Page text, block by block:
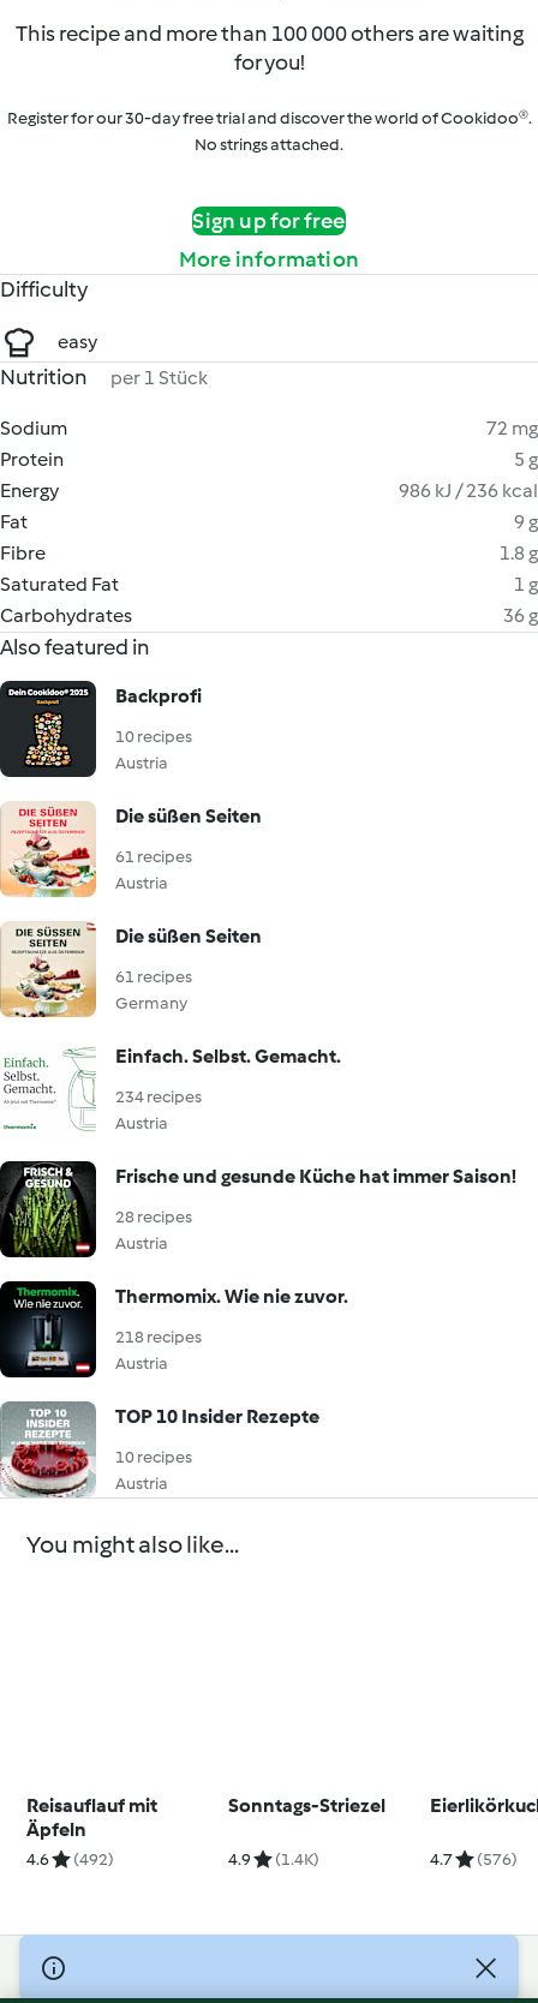
This recipe and more than 100 000 others are waiting
for you!
Register for our 30-day free trial and discover the world of Cookidoo®.
No strings attached.
Sign up for free
More information
Difficulty
easy
Nutrition per 1 Stück
Sodium
72 mg
Protein
5 g
Energy
986 kJ / 236 kcal
Fat
9 g
Fibre
1.8 g
Saturated Fat
1 g
Carbohydrates
36 g
Also featured in
Backprofi
10 recipes
Austria
Die süßen Seiten
61 recipes
Austria
Die süßen Seiten
61 recipes
Germany
Einfach. Selbst. Gemacht.
234 recipes
Austria
Frische und gesunde Küche hat immer Saison!
28 recipes
Austria
Thermomix. Wie nie zuvor.
218 recipes
Austria
TOP 10 Insider Rezepte
10 recipes
Austria
You might also like...
Reisauflauf mit
Äpfeln
4.6 (492)
Sonntags-Striezel
4.9 (1.4K) 4.7 (576)
© Copyright 2026